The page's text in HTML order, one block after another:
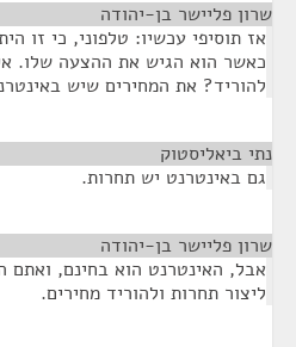
שרון פליישר בן-יהודה
אז תוסיפי עכשיו: טלפוני, כי זו
כאשר הוא הגיש את ההצעה שלו.
להוריד? את המחירים שיש
נתי ביאליסטוק
גם באינטרנט יש תחרות.
שרון פליישר בן-יהודה
אבל, האינטרנט הוא בחינם,
ליצור תחרות ולהוריד מחירים.